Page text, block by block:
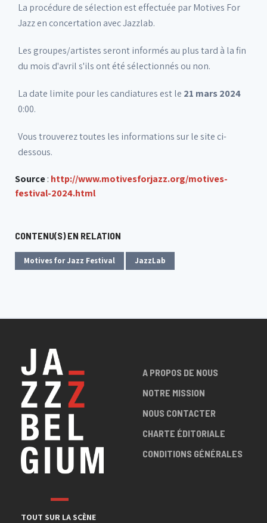
La procédure de sélection est effectuée par Motives For
Jazz en concertation avec Jazzlab.
Les groupes/artistes seront informés au plus tard à la fin
du mois d'avril s'ils ont été sélectionnés ou non.
La date limite pour les candiatures est le 21 mars 2024
0:00.
Vous trouverez toutes les informations sur le site ci-
dessous.
Source: http://www.motivesforjazz.org/motives-
festival-2024.html
CONTENU(S) EN RELATION
Motives for Jazz Festival JazzLab
TOUT SUR LA SCÈNE
A PROPOS DE NOUS
NOTRE MISSION
NOUS CONTACTER
CHARTE ÉDITORIALE
CONDITIONS GÉNÉRALES